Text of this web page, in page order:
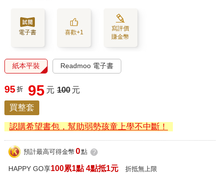
電子書 喜歡+1
寫評價
賺金幣
紙本平裝 Readmoo 電子書
95 折 95 元 100 元
買整套
認購希望書包，幫助弱勢孩童上學不中斷！
預計最高可得金幣 0點 ?
HAPPY GO享100累1點 4點抵1元 折抵無上限